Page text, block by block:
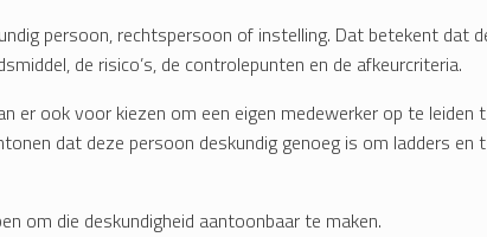
persoon, rechtspersoon of instelling. Dat betekent dat
de risico’s, de controlepunten en de afkeurcriteria.
er ook voor kiezen om een eigen medewerker op te leiden
dat deze persoon deskundig genoeg is om ladders en
om die deskundigheid aantoonbaar te maken.